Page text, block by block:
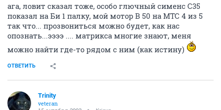
ага, ловит сказал тоже, особо глючный сименс С35
показал на Би 1 палку, мой мотор В 50 на МТС 4 из 5
так что... прозвониться можно будет, как нас
опознать...ээээ .... матрикса многие знают, меня
можно найти где-то рядом с ним (как истину)
ОТВЕТИТЬ
Trinity
veteran